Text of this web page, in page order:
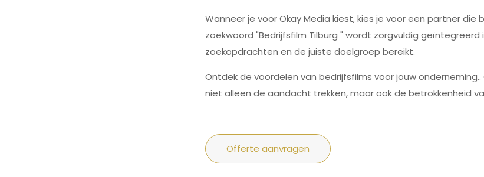
Wanneer je voor Okay Media kiest, kies je voor een partner
zoekwoord "Bedrijfsfilm Tilburg " wordt zorgvuldig
zoekopdrachten en de juiste doelgroep bereikt.
Ontdek de voordelen van bedrijfsfilms voor jouw
niet alleen de aandacht trekken, maar ook de betrokkenheid
Offerte aanvragen